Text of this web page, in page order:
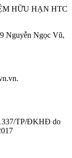
HỮU HẠN HTC
Nguyễn Ngọc Vũ,
TP/ĐKHĐ do